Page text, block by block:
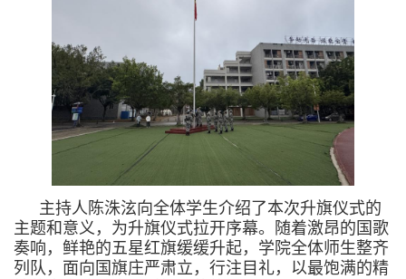
主持人陈洙泫向全体学生介绍了本次升旗仪式的
主题和意义，为升旗仪式拉开序幕。随着激昂的国歌
奏响，鲜艳的五星红旗缓缓升起，学院全体师生整齐
列队，面向国旗庄严肃立，行注目礼，以最饱满的精